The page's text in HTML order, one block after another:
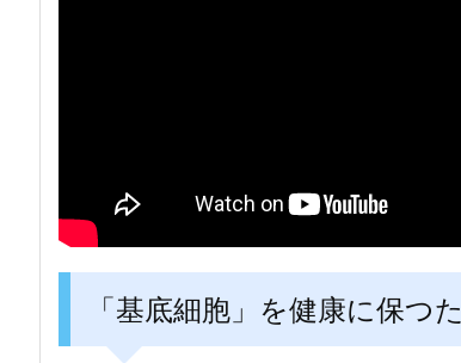
「基底細胞」を健康に保つ